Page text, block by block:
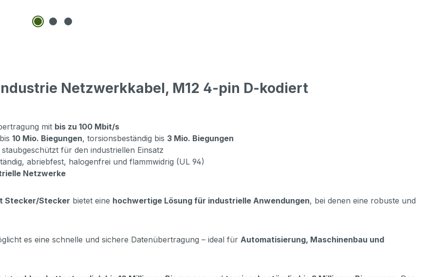
Netzwerkkabel, M12 4-pin D-kodiert
mit bis zu 100 Mbit/s
10 Mio. Biegungen, torsionsbeständig bis 3 Mio. Biegungen
für den industriellen Einsatz
abriebfest, halogenfrei und flammwidrig (UL 94)
Netzwerke
Stecker/Stecker bietet eine hochwertige Lösung für industrielle Anwendungen, bei denen eine robuste und
es eine schnelle und sichere Datenübertragung – ideal für Automatisierung, Maschinenbau und